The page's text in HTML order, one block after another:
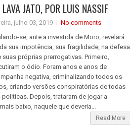
JATO, POR LUIS NASSIF
julho 03, 2019
No comments
se, ante a investida de Moro, revelará
sua impotência, sua fragilidade, na defesa
suas próprias prerrogativas. Primeiro,
o ódio. Foram anos e anos de
negativa, criminalizando todos os
criando versões conspiratórias de todas
políticas. Depois, trataram de jogar a
baixo, naquele que deveria...
Read More